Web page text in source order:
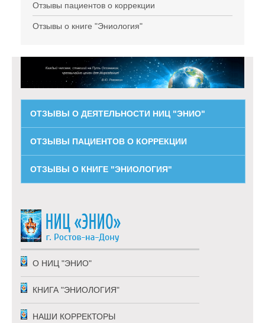
Отзывы пациентов о коррекции
Отзывы о книге "Эниология"
ОТЗЫВЫ О ДЕЯТЕЛЬНОСТИ НИЦ "ЭНИО"
ОТЗЫВЫ ПАЦИЕНТОВ О КОРРЕКЦИИ
ОТЗЫВЫ О КНИГЕ "ЭНИОЛОГИЯ"
О НИЦ "ЭНИО"
КНИГА "ЭНИОЛОГИЯ"
НАШИ КОРРЕКТОРЫ